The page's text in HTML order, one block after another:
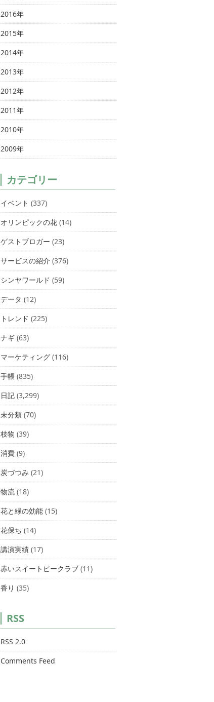
2016年
2015年
2014年
2013年
2012年
2011年
2010年
2009年
カテゴリー
イベント (337)
オリンピックの花 (14)
ゲストブロガー (23)
サービスの紹介 (376)
シンヤワールド (59)
データ (12)
トレンド (225)
ナギ (63)
マーケティング (116)
手帳 (835)
日記 (3,299)
未分類 (70)
枝物 (39)
消費 (9)
炭づつみ (21)
物流 (18)
花と緑の効能 (15)
花保ち (14)
講演実績 (17)
赤いスイートピークラブ (11)
香り (35)
RSS
RSS 2.0
Comments Feed